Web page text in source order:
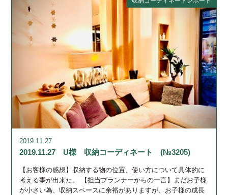
2019.11.27
2019.11.27 U様 収納コーディネート (№3205)
【お客様の感想】収納する物の位置、使い方について具体的に
考える事が出来た。 【担当プランナーからの一言】まだお子様
が小さい為、収納スペースに余裕がありますが、お子様の成長